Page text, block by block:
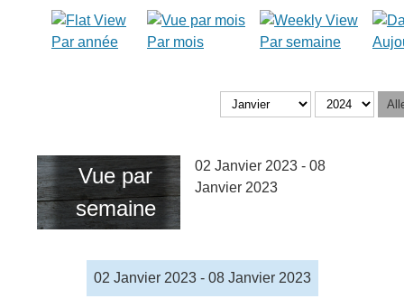
Par année Par mois Par semaine
Vue par
semaine
02 Janvier 2023 - 08
Janvier 2023
02 Janvier 2023 - 08 Janvier 2023